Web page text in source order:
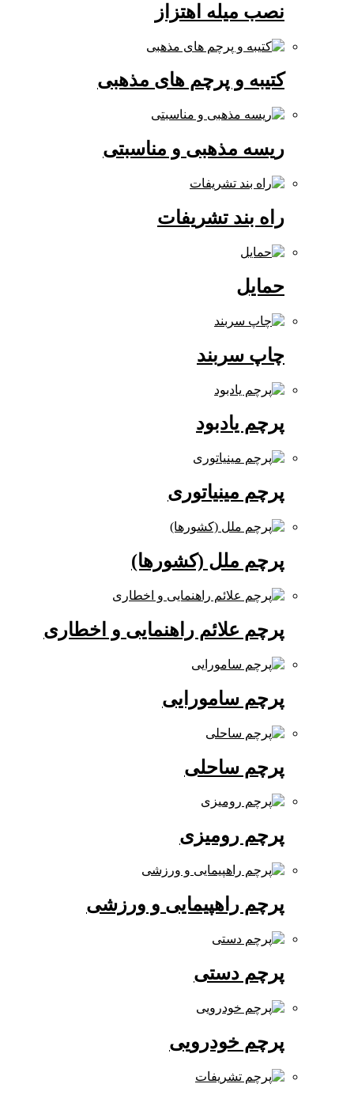
نصب میله اهتزاز
کتیبه و پرچم های مذهبی
ریسه مذهبی و مناسبتی
راه بند تشریفات
چاپ سربند
پرچم یادبود
پرچم مینیاتوری
پرچم ملل (کشورها)
پرچم علائم راهنمایی و اخطاری
پرچم سامورایی
پرچم ساحلی
پرچم رومیزی
پرچم راهپیمایی و ورزشی
پرچم دستی
پرچم خودرویی